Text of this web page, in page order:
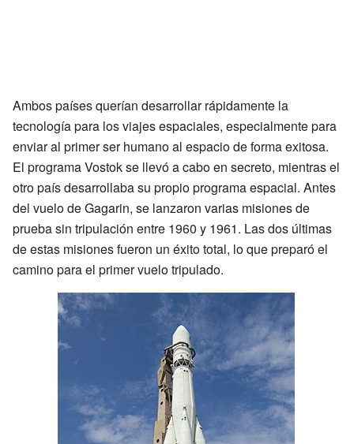
Ambos países querían desarrollar rápidamente la
tecnología para los viajes espaciales, especialmente para
enviar al primer ser humano al espacio de forma exitosa.
El programa Vostok se llevó a cabo en secreto, mientras el
otro país desarrollaba su propio programa espacial. Antes
del vuelo de Gagarin, se lanzaron varias misiones de
prueba sin tripulación entre 1960 y 1961. Las dos últimas
de estas misiones fueron un éxito total, lo que preparó el
camino para el primer vuelo tripulado.